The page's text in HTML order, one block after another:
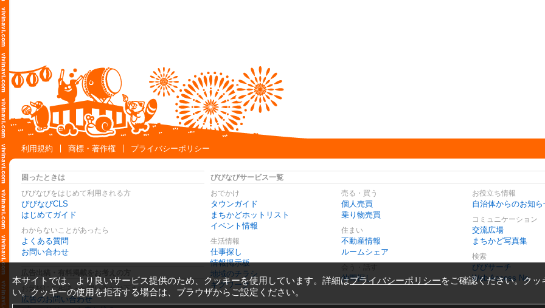
利用規約
商標・著作権 プライバシーポリシー
困ったときは
びびなびをはじめて利用される方
びびなびCLS
はじめてガイド
わからないことがあったら
よくある質問
お問い合わせ
お気軽にご相談・お問い合わせ下さい
広告のお問い合わせ
びびなびサービス一覧
おでかけ
タウンガイド
まちかどホットリスト
イベント情報
生活情報
仕事探し
情報掲示板
地域のチラシ
ギグワーク
売る・買う
個人売買
乗り物売買
住まい
不動産情報
ルームシェア
仲間探し
お役立ち情報
自治体からのお知ら
コミュニケーション
交流広場
まちかど写真集
検索
びびサーチ
Web Access No.
本サイトでは、より良いサービス提供のため、クッキーを使用しています。詳細はプライバシーポリシーをご確認ください。ク
い。クッキーの使用を拒否する場合は、ブラウザからご設定ください。